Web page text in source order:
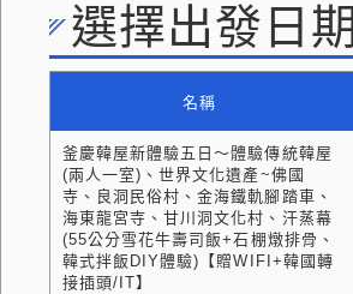
選擇出發日期
名稱
釜慶韓屋新體驗五日～體驗傳統韓屋
(兩人一室)、世界文化遺產~佛國
寺、良洞民俗村、金海鐵軌腳踏車、
海東龍宮寺、甘川洞文化村、汗蒸幕
(55公分雪花牛壽司飯+石棚燉排骨、
韓式拌飯DIY體驗)【贈WIFI+韓國轉
接插頭/IT】